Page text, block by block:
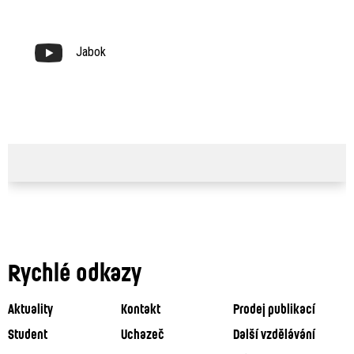
Jabok
Rychlé odkazy
Aktuality Kontakt
Prodej publikací
Student
Uchazeč
Další vzdělávání